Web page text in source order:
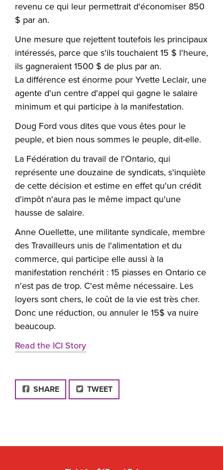
revenu ce qui leur permettrait d'économiser 850
$ par an.
Une mesure que rejettent toutefois les principaux
intéressés, parce que s'ils touchaient 15 $ l'heure,
ils gagneraient 1500 $ de plus par an.
La différence est énorme pour Yvette Leclair, une
agente d'un centre d'appel qui gagne le salaire
minimum et qui participe à la manifestation.
Doug Ford vous dites que vous êtes pour le
peuple, et bien nous sommes le peuple, dit-elle.
La Fédération du travail de l'Ontario, qui
représente une douzaine de syndicats, s'inquiète
de cette décision et estime en effet qu'un crédit
d'impôt n'aura pas le même impact qu'une
hausse de salaire.
Anne Ouellette, une militante syndicale, membre
des Travailleurs unis de l'alimentation et du
commerce, qui participe elle aussi à la
manifestation renchérit : 15 piasses en Ontario ce
n'est pas de trop. C'est même nécessaire. Les
loyers sont chers, le coût de la vie est très cher.
Donc une réduction, ou annuler le 15$ va nuire
beaucoup.
Read the ICI Story
FACEBOOK
SHARE TWEET